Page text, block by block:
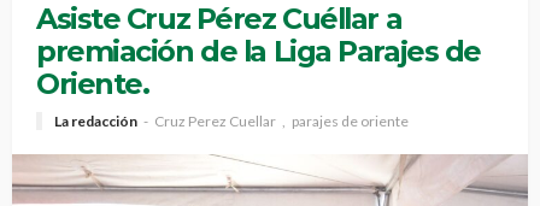
Asiste Cruz Pérez Cuéllar a
premiación de la Liga Parajes de
Oriente.
La redacción Cruz Perez Cuellar parajes de oriente